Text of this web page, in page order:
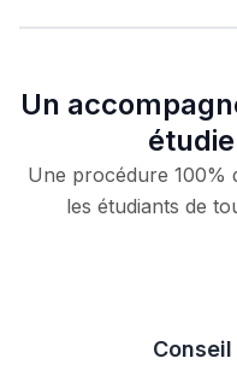
Un
Une procédure 100%
les étudiants de